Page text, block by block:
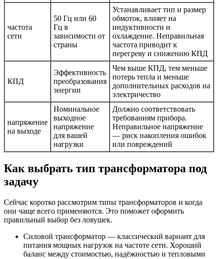
частота
сети
50 Гц или 60
Гц в
зависимости от
страны
Устанавливает тип и размер
обмоток, влияет на
индуктивности и
охлаждение. Неправильная
частота приводит к
перегреву и снижению КПД
КПД
Эффективность
преобразования
энергии
Чем выше КПД, тем меньше
потерь тепла и меньше
дополнительных расходов на
электричество
напряжение
на выходе
Номинальное
выходное
напряжение
для вашей
нагрузки
Должно соответствовать
требованиям прибора.
Неправильное напряжение
— риск накопления ошибок
или повреждений
Как выбрать тип трансформатора под
задачу
Сейчас коротко рассмотрим типы трансформаторов и когда
они чаще всего применяются. Это поможет оформить
правильный выбор без ловушек.
Силовой трансформатор — классический вариант для
питания мощных нагрузок на частоте сети. Хороший
баланс между стоимостью, надёжностью и тепловыми